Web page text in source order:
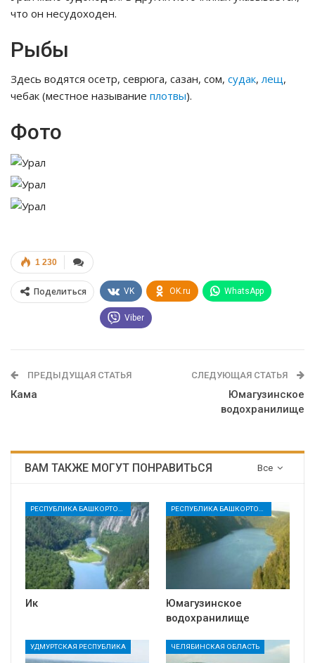
что он несудоходен.
Рыбы
Здесь водятся осетр, севрюга, сазан, сом, судак,лещ,
чебак (местное называние плотвы).
Фото
1 230
Поделиться VK OK.ru WhatsApp
Viber
ПРЕДЫДУЩАЯ СТАТЬЯ
Кама
СЛЕДУЮЩАЯ СТАТЬЯ
Юмагузинское
водохранилище
Все
ВАМ ТАКЖЕ МОГУТ ПОНРАВИТЬСЯ
РЕСПУБЛИКА БАШКОРТОСТАН
Ик
РЕСПУБЛИКА БАШКОРТОСТАН
Юмагузинское
водохранилище
УДМУРТСКАЯ РЕСПУБЛИКА ЧЕЛЯБИНСКАЯ ОБЛАСТЬ